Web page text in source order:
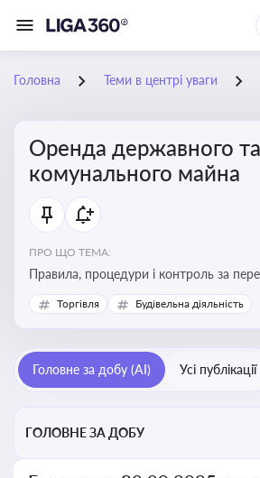
Головна Теми в центрі уваги
Оренда державного та
комунального майна
ПРО ЩО ТЕМА:
Правила, процедури і контроль за
державного та комунального майна в
використання публічного майна
Торгівля Будівельна діяльність
Головне за добу (AI) Усі публікації
ГОЛОВНЕ ЗА ДОБУ